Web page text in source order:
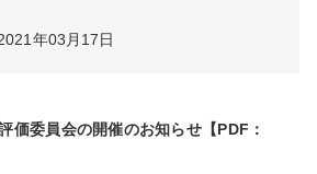
年03月17日
価委員会の開催のお知らせ【PDF：